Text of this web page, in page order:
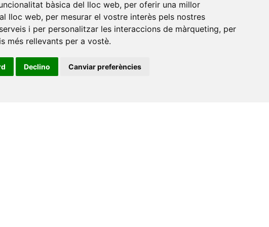
bàsica del lloc web, per oferir una millor
lloc web, per mesurar el vostre interès pels nostres
i per personalitzar les interaccions de màrqueting, per
més rellevants per a vostè.
Declino Canviar preferències